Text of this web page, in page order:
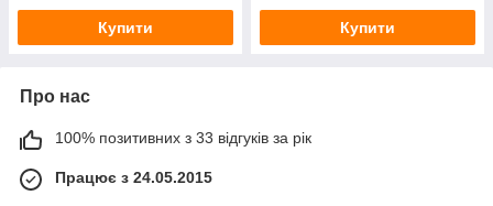
Купити Купити
Про нас
100% позитивних з 33 відгуків за рік
Працює з 24.05.2015